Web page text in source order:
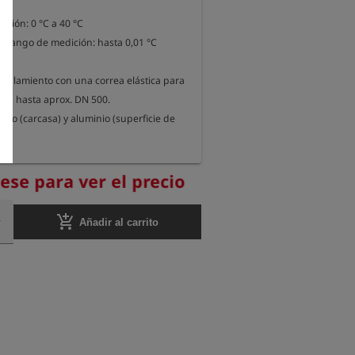
0 °C a 40 °C
rango de medición: hasta 0,01 °C
con una correa elástica para
hasta aprox. DN 500.
(carcasa) y aluminio (superficie de
realiza externamente en un laboratorio
por DAkkS.
para medir la temperatura
para ver el precio
add_shopping_cart Añadir al carrito